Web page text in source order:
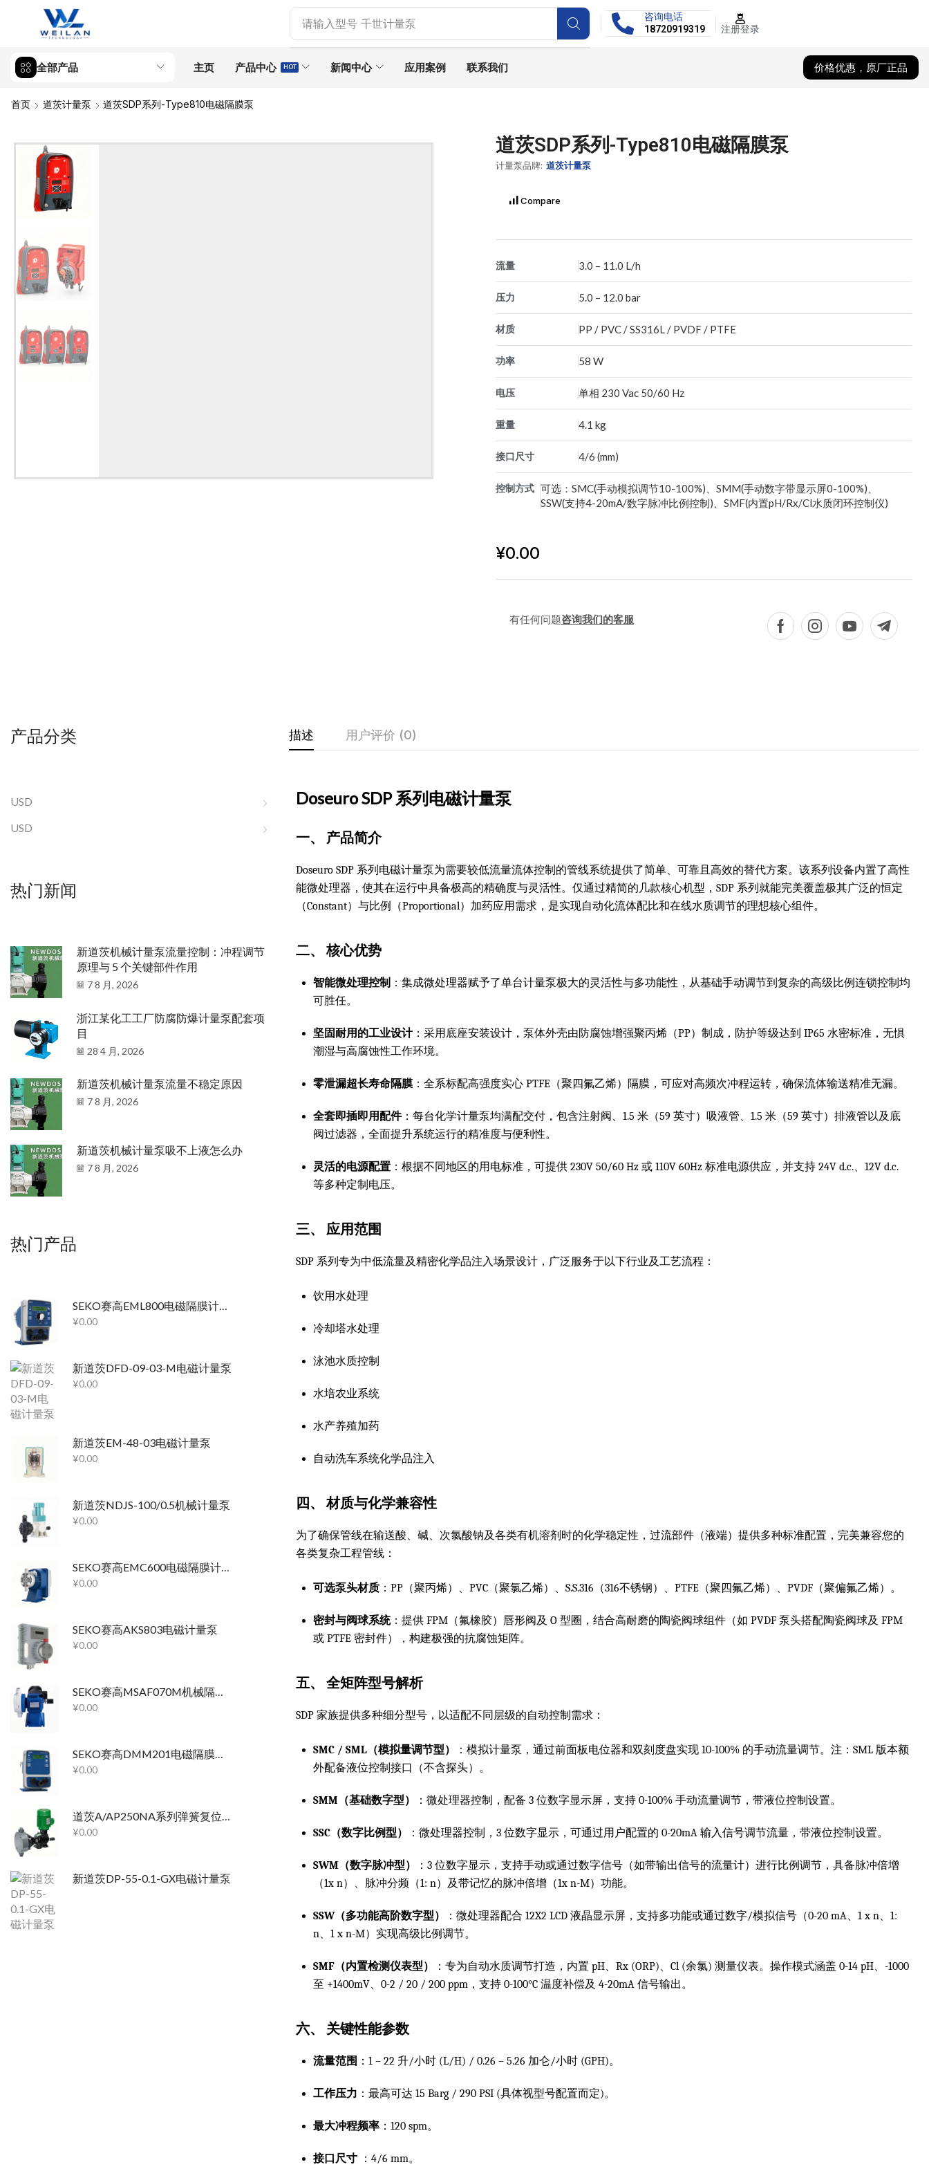
请输入型号 SEKO计量泵
咨询电话
18720919319
注册登录
全部产品 主页 产品中心 HOT 新闻中心 应用案例 联系我们 价格优惠，原厂正品
首页 道茨计量泵 道茨SDP系列-Type810电磁隔膜泵
道茨SDP系列-Type810电磁隔膜泵
计量泵品牌: 道茨计量泵
Compare
流量 3.0 – 11.0 L/h
压力 5.0 – 12.0 bar
材质 PP / PVC / SS316L / PVDF / PTFE
功率 58 W
电压 单相 230 Vac 50/60 Hz
重量 4.1 kg
接口尺寸 4/6 (mm)
控制方式 可选：SMC(手动模拟调节10-100%)、SMM(手动数字带显示屏0-100%)、
SSW(支持4-20mA/数字脉冲比例控制)、SMF(内置pH/Rx/Cl水质闭环控制仪)
¥0.00
有任何问题咨询我们的客服
产品分类
USD
USD
热门新闻
新道茨机械计量泵流量控制：冲程调节
原理与 5 个关键部件作用
7 8 月, 2026
浙江某化工工厂防腐防爆计量泵配套项
目
28 4 月, 2026
新道茨机械计量泵流量不稳定原因
7 8 月, 2026
新道茨机械计量泵吸不上液怎么办
7 8 月, 2026
热门产品
SEKO赛高EML800电磁隔膜计量泵
¥0.00
新道茨DFD-09-03-M电磁计量泵
¥0.00
新道茨EM-48-03电磁计量泵
¥0.00
新道茨NDJS-100/0.5机械计量泵
¥0.00
SEKO赛高EMC600电磁隔膜计量泵
¥0.00
SEKO赛高AKS803电磁计量泵
¥0.00
SEKO赛高MSAF070M机械隔膜计量泵
¥0.00
SEKO赛高DMM201电磁隔膜计量泵
¥0.00
道茨A/AP250NA系列弹簧复位柱塞泵
¥0.00
新道茨DP-55-0.1-GX电磁计量泵
描述 用户评价 (0)
Doseuro SDP 系列电磁计量泵
一、 产品简介
Doseuro SDP 系列电磁计量泵为需要较低流量流体控制的管线系统提供了简单、可靠且高效的替代方案。该系列设备内置了高性
能微处理器，使其在运行中具备极高的精确度与灵活性。仅通过精简的几款核心机型，SDP 系列就能完美覆盖极其广泛的恒定
（Constant）与比例（Proportional）加药应用需求，是实现自动化流体配比和在线水质调节的理想核心组件。
二、 核心优势
智能微处理控制 ：集成微处理器赋予了单台计量泵极大的灵活性与多功能性，从基础手动调节到复杂的高级比例连锁控制均
可胜任。
坚固耐用的工业设计：采用底座安装设计，泵体外壳由防腐蚀增强聚丙烯（PP）制成，防护等级达到 IP65 水密标准，无惧
潮湿与高腐蚀性工作环境。
零泄漏超长寿命隔膜 ：全系标配高强度实心 PTFE（聚四氟乙烯）隔膜，可应对高频次冲程运转，确保流体输送精准无漏。
全套即插即用配件：每台化学计量泵均满配交付，包含注射阀、1.5 米（59 英寸）吸液管、1.5 米（59 英寸）排液管以及底
阀过滤器，全面提升系统运行的精准度与便利性。
灵活的电源配置 ：根据不同地区的用电标准，可提供 230V 50/60 Hz 或 110V 60Hz 标准电源供应，并支持 24V d.c.、12V d.c.
等多种定制电压。
三、 应用范围
SDP 系列专为中低流量及精密化学品注入场景设计，广泛服务于以下行业及工艺流程：
饮用水处理
冷却塔水处理
泳池水质控制
水培农业系统
水产养殖加药
自动洗车系统化学品注入
四、 材质与化学兼容性
为了确保管线在输送酸、碱、次氯酸钠及各类有机溶剂时的化学稳定性，过流部件（液端）提供多种标准配置，完美兼容您的
各类复杂工程管线：
可选泵头材质 ：PP（聚丙烯）、PVC（聚氯乙烯）、S.S.316（316不锈钢）、PTFE（聚四氟乙烯）、PVDF（聚偏氟乙烯）。
密封与阀球系统：提供 FPM（氟橡胶）唇形阀及 O 型圈，结合高耐磨的陶瓷阀球组件（如 PVDF 泵头搭配陶瓷阀球及 FPM
或 PTFE 密封件），构建极强的抗腐蚀矩阵。
五、 全矩阵型号解析
SDP 家族提供多种细分型号，以适配不同层级的自动控制需求：
SMC / SML（模拟量调节型）
：模拟计量泵，通过前面板电位器和双刻度盘实现 10-100% 的手动流量调节。注：SML 版本额
外配备液位控制接口（不含探头）。
SMM（基础数字型） ：微处理器控制，配备 3 位数字显示屏，支持 0-100% 手动流量调节，带液位控制设置。
SSC（数字比例型） ：微处理器控制，3 位数字显示，可通过用户配置的 0-20mA 输入信号调节流量，带液位控制设置。
SWM（数字脉冲型）
：3 位数字显示，支持手动或通过数字信号（如带输出信号的流量计）进行比例调节，具备脉冲倍增
（1x n）、脉冲分频（1: n）及带记忆的脉冲倍增（1x n-M）功能。
SSW（多功能高阶数字型）
：微处理器配合 12X2 LCD 液晶显示屏，支持多功能或通过数字/模拟信号（0-20 mA、1 x n、1:
n、1 x n-M）实现高级比例调节。
SMF（内置检测仪表型）
：专为自动水质调节打造，内置 pH、Rx (ORP)、Cl (余氯) 测量仪表。操作模式涵盖 0-14 pH、-1000
至 +1400mV、0-2 / 20 / 200 ppm，支持 0-100°C 温度补偿及 4-20mA 信号输出。
六、 关键性能参数
流量范围 ：1 – 22 升/小时 (L/H) / 0.26 – 5.26 加仑/小时 (GPH)。
工作压力 ：最高可达 15 Barg / 290 PSI (具体视型号配置而定)。
最大冲程频率 ：120 spm。
接口尺寸 ：4/6 mm。